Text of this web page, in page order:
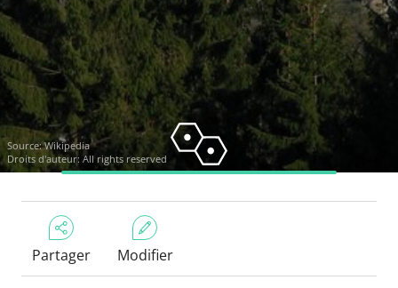
Source:Wikipedia
Droits d'auteur: All rights reserved
Partager Modifier